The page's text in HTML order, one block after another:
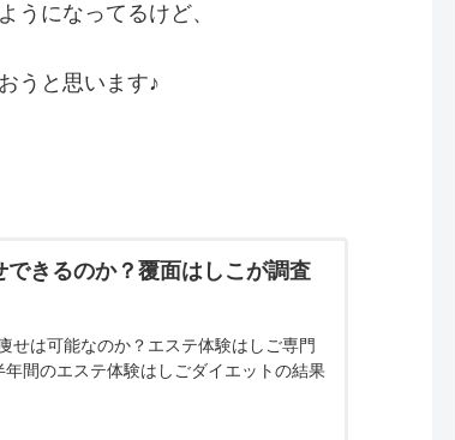
うになってるけど、
うと思います♪
きるのか？覆面はしこが調査
せは可能なのか？エステ体験はしご専門
間のエステ体験はしごダイエットの結果